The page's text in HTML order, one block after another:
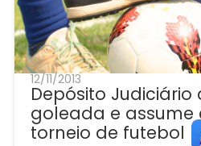
12/11/2013
Depósito
goleada e
torneio de futebol